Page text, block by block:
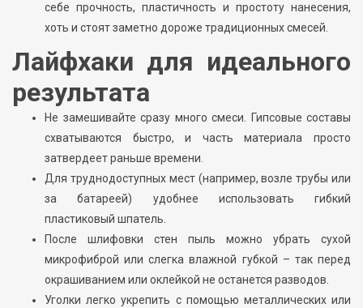
себе прочность, пластичность и простоту нанесения,
хоть и стоят заметно дороже традиционных смесей.
Лайфхаки для идеального
результата
Не замешивайте сразу много смеси. Гипсовые составы
схватываются быстро, и часть материала просто
затвердеет раньше времени.
Для труднодоступных мест (например, возле трубы или
за батареей) удобнее использовать гибкий
пластиковый шпатель.
После шлифовки стен пыль можно убрать сухой
микрофиброй или слегка влажной губкой – так перед
окрашиванием или оклейкой не останется разводов.
Уголки легко укрепить с помощью металлических или